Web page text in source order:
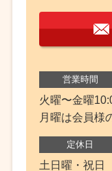
営業時間
火曜〜金曜
月曜は会員様
定休日
土日曜・祝日